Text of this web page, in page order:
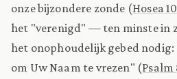
onze bijzondere zonde (Hosea
het "verenigd" — ten minste in
het onophoudelijk gebed
om Uw Naam te vrezen" (Psalm